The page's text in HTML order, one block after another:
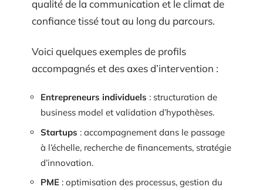
qualité de la communication et le climat de
confiance tissé tout au long du parcours.
Voici quelques exemples de profils
accompagnés et des axes d’intervention :
Entrepreneurs individuels : structuration de
business model et validation d’hypothèses.
Startups : accompagnement dans le passage
à l’échelle, recherche de financements, stratégie
d’innovation.
PME : optimisation des processus, gestion du